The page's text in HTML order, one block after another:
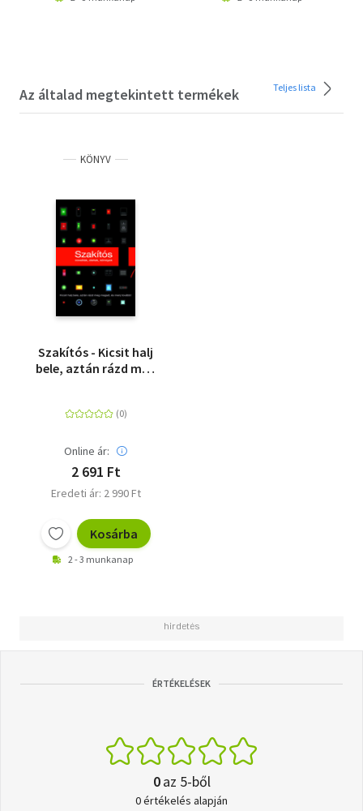
Az általad megtekintett termékek Teljes lista
KÖNYV
Szakítós - Kicsit halj
bele, aztán rázd meg
Online ár:
2 691 Ft
Eredeti ár: 2 990 Ft
Kosárba
2 - 3 munkanap
ÉRTÉKELÉSEK
0az 5-ből
0 értékelés alapján